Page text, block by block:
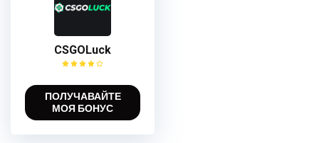
CSGOLuck
ПОЛУЧАВАЙТЕ
МОЯ БОНУС